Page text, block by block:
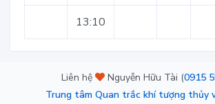
13:10
Liên hệ Nguyễn Hữu Tài (0915
Trung tâm Quan trắc khí tượng thủy